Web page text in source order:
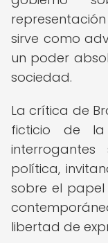
sirve como
un poder
sociedad.
La crítica de
ficticio de
política,
sobre el
libertad de